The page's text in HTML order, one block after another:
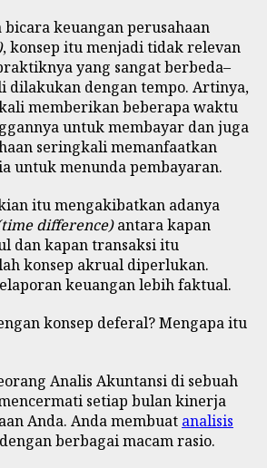
keuangan perusahaan
, konsep itu menjadi tidak relevan
yang sangat berbeda–
dilakukan dengan tempo. Artinya,
memberikan beberapa waktu
untuk membayar dan juga
seringkali memanfaatkan
untuk menunda pembayaran.
itu mengakibatkan adanya
difference)antara kapan
dan kapan transaksi itu
konsep akrual diperlukan.
keuangan lebih faktual.
konsep deferal? Mengapa itu
Analis Akuntansi di sebuah
setiap bulan kinerja
Anda. Anda membuat analisis
dengan berbagai macam rasio.